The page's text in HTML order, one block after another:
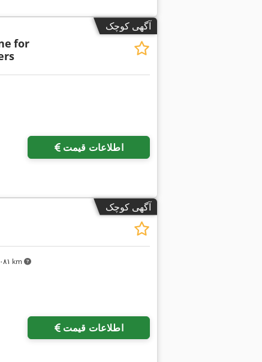
آگهی کوچک
for
اطلاعات قیمت
آگهی کوچک
۴٬۰۸۱ km
اطلاعات قیمت